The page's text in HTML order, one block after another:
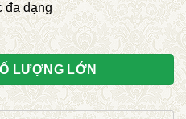
đa dạng
LƯỢNG LỚN